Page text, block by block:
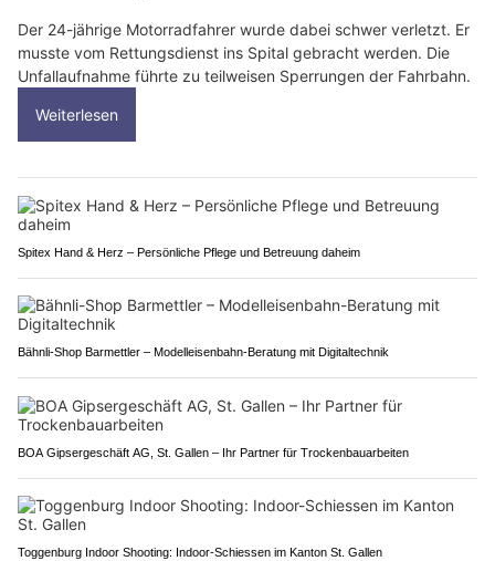
Der 24-jährige Motorradfahrer wurde dabei schwer verletzt. Er
musste vom Rettungsdienst ins Spital gebracht werden. Die
Unfallaufnahme führte zu teilweisen Sperrungen der Fahrbahn.
Weiterlesen
Spitex Hand & Herz – Persönliche Pflege und Betreuung daheim
Bähnli-Shop Barmettler – Modelleisenbahn-Beratung mit Digitaltechnik
BOA Gipsergeschäft AG, St. Gallen – Ihr Partner für Trockenbauarbeiten
Toggenburg Indoor Shooting: Indoor-Schiessen im Kanton St. Gallen